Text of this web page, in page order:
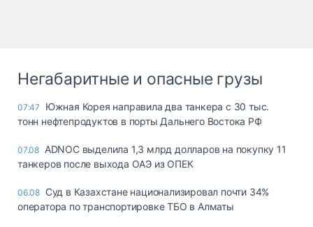
Негабаритные и опасные грузы
07:47
Южная Корея направила два танкера с 30 тыс.
тонн нефтепродуктов в порты Дальнего Востока РФ
07.08 ADNOC выделила 1,3 млрд долларов на покупку 11
танкеров после выхода ОАЭ из ОПЕК
06.08 Суд в Казахстане национализировал почти 34%
оператора по транспортировке ТБО в Алматы